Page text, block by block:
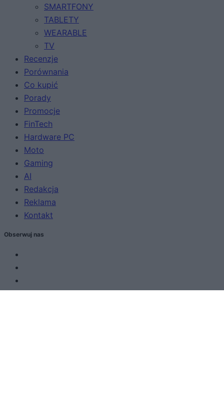
SMARTFONY
TABLETY
WEARABLE
TV
Recenzje
Porównania
Co kupić
Porady
Promocje
FinTech
Hardware PC
Moto
Gaming
AI
Redakcja
Reklama
Kontakt
Obserwuj nas